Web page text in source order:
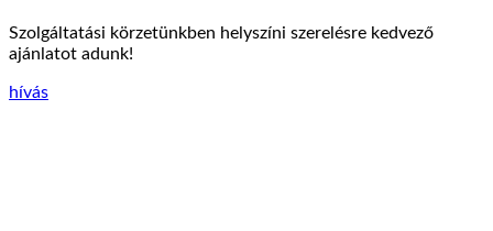
Szolgáltatási körzetünkben helyszíni szerelésre kedvező
ajánlatot adunk!
hívás